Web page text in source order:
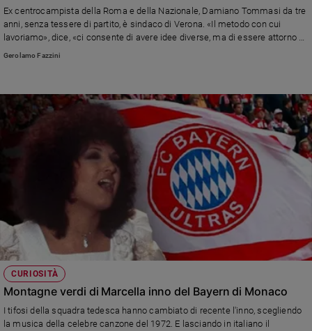
Ex centrocampista della Roma e della Nazionale, Damiano Tommasi da tre
anni, senza tessere di partito, è sindaco di Verona. «Il metodo con cui
lavoriamo», dice, «ci consente di avere idee diverse, ma di essere attorno a
un unico progetto con la stessa maglia».
Gerolamo Fazzini
CURIOSITÀ
Montagne verdi di Marcella inno del Bayern di Monaco
I tifosi della squadra tedesca hanno cambiato di recente l'inno, scegliendo
la musica della celebre canzone del 1972. E lasciando in italiano il